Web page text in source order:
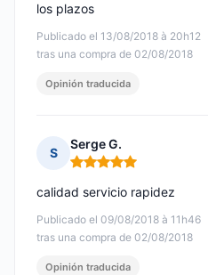
Publicado el 13/08/2018 à 20h12
tras una compra de 02/08/2018
los plazos
Opinión traducida
S
Serge G.
Nota: 5 de 5
Publicado el 09/08/2018 à 11h46
tras una compra de 02/08/2018
calidad servicio rapidez
Opinión traducida